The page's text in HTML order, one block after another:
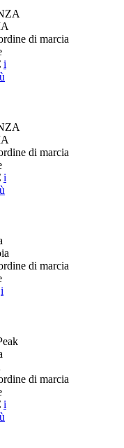
di marcia
i
di marcia
i
di marcia
i
di marcia
i